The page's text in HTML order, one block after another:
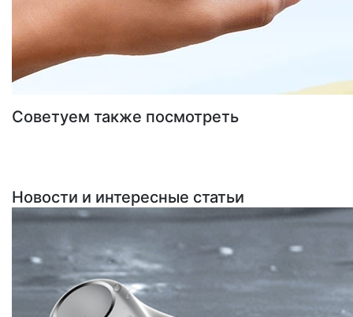
Советуем также посмотреть
Новости и интересные статьи